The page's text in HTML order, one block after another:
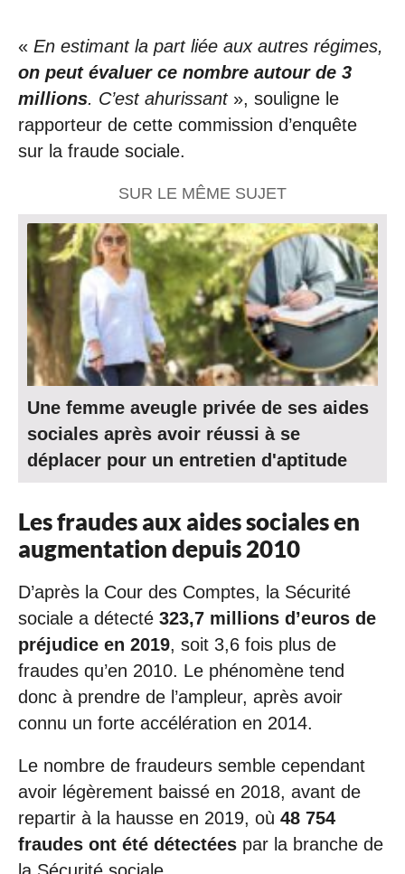
« En estimant la part liée aux autres régimes,
on peut évaluer ce nombre autour de 3
millions. C’est ahurissant», souligne le
rapporteur de cette commission d’enquête
sur la fraude sociale.
SUR LE MÊME SUJET
Une femme aveugle privée de ses aides
sociales après avoir réussi à se
déplacer pour un entretien d'aptitude
Les fraudes aux aides sociales en
augmentation depuis 2010
D’après la Cour des Comptes, la Sécurité
sociale a détecté 323,7 millions d’euros de
préjudice en 2019, soit 3,6 fois plus de
fraudes qu’en 2010. Le phénomène tend
donc à prendre de l’ampleur, après avoir
connu un forte accélération en 2014.
Le nombre de fraudeurs semble cependant
avoir légèrement baissé en 2018, avant de
repartir à la hausse en 2019, où 48 754
fraudes ont été détectées par la branche de